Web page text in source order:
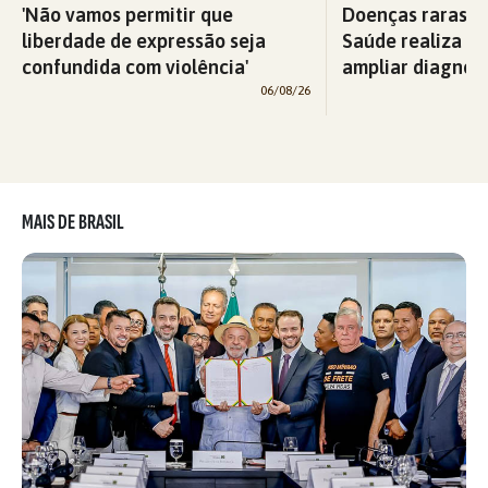
'Não vamos permitir que
liberdade de expressão seja
confundida com violência'
06/08/26
Doenças raras:
Saúde realiza
ampliar
MAIS DE BRASIL